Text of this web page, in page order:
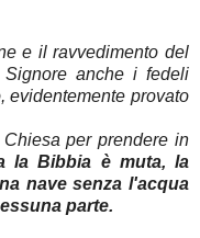
e il ravvedimento del
anche i fedeli
evidentemente provato
per prendere in
la Bibbia è muta, la
nave senza l'acqua
parte.